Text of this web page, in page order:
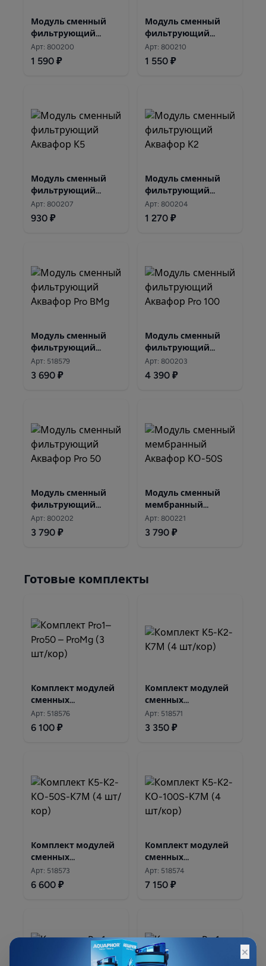
Модуль сменный
фильтрующий
Аквафор Pro Mg
Арт: 800200
1 590 ₽
Модуль сменный
фильтрующий
Аквафор К7М
Арт: 800210
1 550 ₽
Модуль сменный
фильтрующий
Аквафор К5
Арт: 800207
930 ₽
Модуль сменный
фильтрующий
Аквафор К2
Арт: 800204
1 270 ₽
Модуль сменный
фильтрующий
Аквафор Pro BMg
Арт: 518579
3 690 ₽
Модуль сменный
фильтрующий
Аквафор Pro 100
Арт: 800203
4 390 ₽
Модуль сменный
фильтрующий
Аквафор Pro 50
Арт: 800202
3 790 ₽
Модуль сменный
мембранный
Аквафор КО-50S
Арт: 800221
3 790 ₽
Готовые комплекты
Комплект модулей
сменных
фильтрующих Pro1–
Pro50 – ProMg
Арт: 518576
6 100 ₽
Комплект модулей
сменных
фильтрующих
Аквафор К5-К2-К7М
Арт: 518571
3 350 ₽
Комплект модулей
сменных
фильтрующих
Аквафор К5-К2-
Арт: 518573
6 600 ₽
Комплект модулей
сменных
фильтрующих
Аквафор К5-К2-
Арт: 518574
7 150 ₽
×